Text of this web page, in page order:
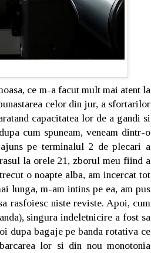
ce m-a facut mult mai atent la
celor din jur, a sfortarilor
capacitatea lor de a gandi si
cum spuneam, veneam dintr-o
pe terminalul 2 de plecari a
la orele 21, zborul meu fiind a
o noapte alba, am incercat tot
lunga, m-am intins pe ea, am pus
rasfoiesc niste reviste. Apoi, cum
singura indeletnicire a fost sa
dupa bagaje pe banda rotativa ce
lor si din nou monotonia